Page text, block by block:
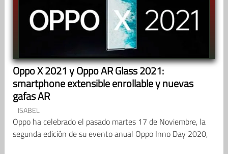
Oppo X 2021 y Oppo AR Glass 2021:
smartphone extensible enrollable y nuevas
gafas AR
ISABEL
Oppo ha celebrado el pasado martes 17 de Noviembre, la
segunda edición de su evento anual Oppo Inno Day 2020,